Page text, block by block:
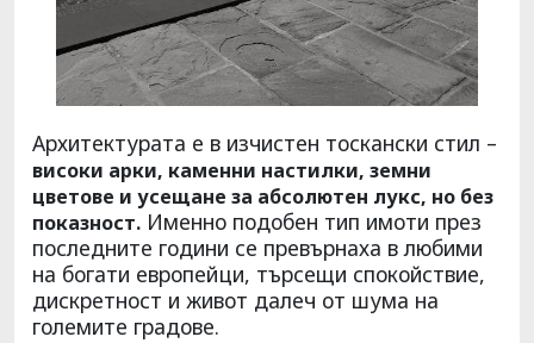
Архитектурата е в изчистен тоскански стил –
високи арки, каменни настилки, земни
цветове и усещане за абсолютен лукс, но без
показност. Именно подобен тип имоти през
последните години се превърнаха в любими
на богати европейци, търсещи спокойствие,
дискретност и живот далеч от шума на
големите градове.